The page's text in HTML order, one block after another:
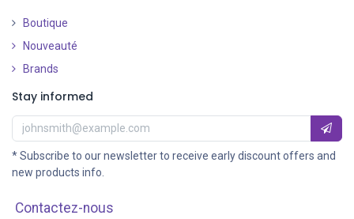
Boutique
Nouveauté
Brands
Stay informed
* Subscribe to our newsletter to receive early discount offers and
new products info.
Contactez-nous